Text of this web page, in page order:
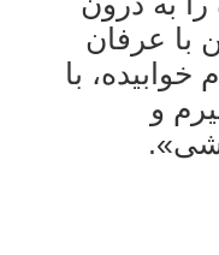
با عرفان
با
و